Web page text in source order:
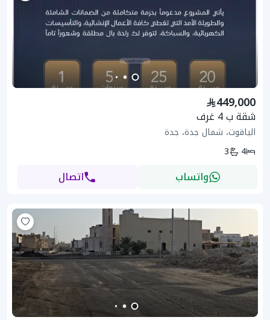
449,000
شقة ب 4 غرف
الياقوت، شمال جدة، جدة
4
3
واتساب اتصال